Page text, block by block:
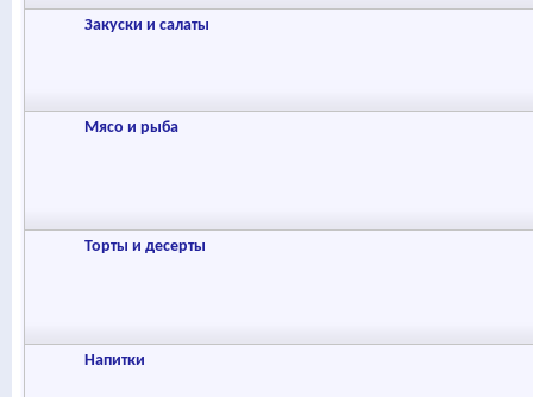
Закуски и салаты
Мясо и рыба
Торты и десерты
Напитки